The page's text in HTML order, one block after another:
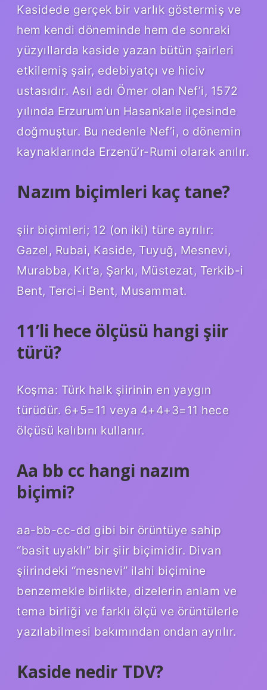
Kasidede gerçek bir varlık göstermiş ve
hem kendi döneminde hem de sonraki
yüzyıllarda kaside yazan bütün şairleri
etkilemiş şair, edebiyatçı ve hiciv
ustasıdır. Asıl adı Ömer olan Nef’i, 1572
yılında Erzurum’un Hasankale ilçesinde
doğmuştur. Bu nedenle Nef’i, o dönemin
kaynaklarında Erzenü’r-Rumi olarak anılır.
Nazım biçimleri kaç tane?
şiir biçimleri; 12 (on iki) türe ayrılır:
Gazel, Rubai, Kaside, Tuyuğ, Mesnevi,
Murabba, Kıt’a, Şarkı, Müstezat, Terkib-i
Bent, Terci-i Bent, Musammat.
11’li hece ölçüsü hangi şiir
türü?
Koşma: Türk halk şiirinin en yaygın
türüdür. 6+5=11 veya 4+4+3=11 hece
ölçüsü kalıbını kullanır.
Aa bb cc hangi nazım
biçimi?
aa-bb-cc-dd gibi bir örüntüye sahip
“basit uyaklı” bir şiir biçimidir. Divan
şiirindeki “mesnevi” ilahi biçimine
benzemekle birlikte, dizelerin anlam ve
tema birliği ve farklı ölçü ve örüntülerle
yazılabilmesi bakımından ondan ayrılır.
Kaside nedir TDV?